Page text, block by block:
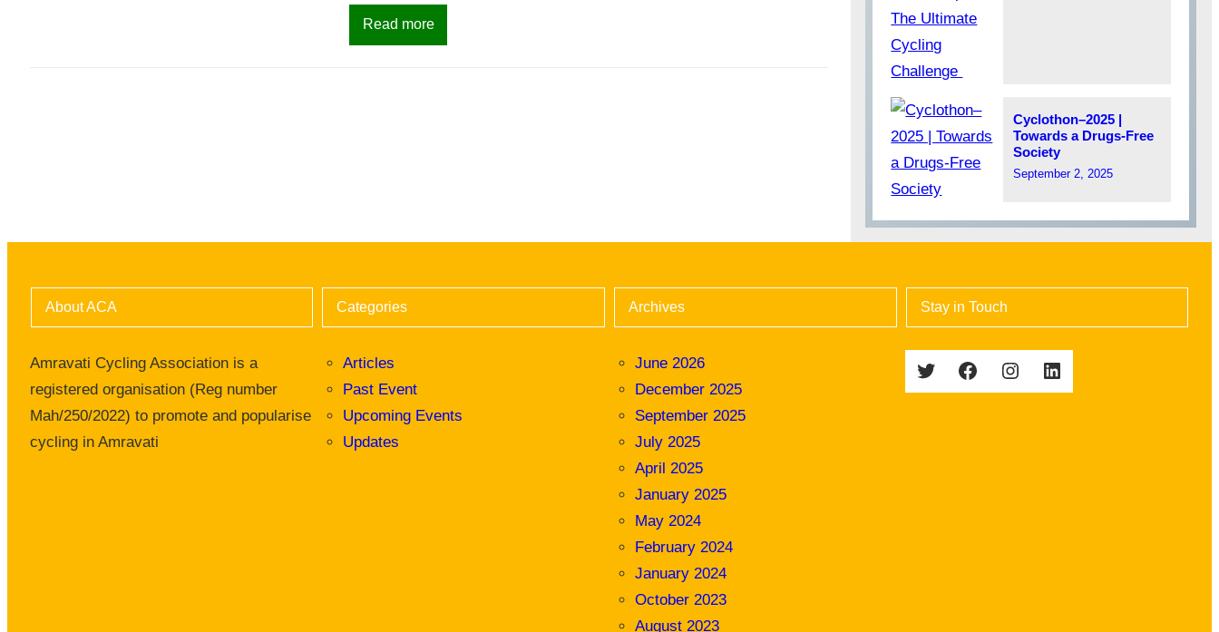
Read more
Cyclothon–2025 |
Towards a Drugs-Free
Society
September 2, 2025
About ACA
Amravati Cycling Association is a
registered organisation (Reg number
Mah/250/2022) to promote and popularise
cycling in Amravati
Categories
Articles
Past Event
Upcoming Events
Updates
Archives
June 2026
December 2025
September 2025
July 2025
April 2025
January 2025
May 2024
February 2024
January 2024
October 2023
August 2023
Stay in Touch
Twitter Facebook Instagram LinkedIn